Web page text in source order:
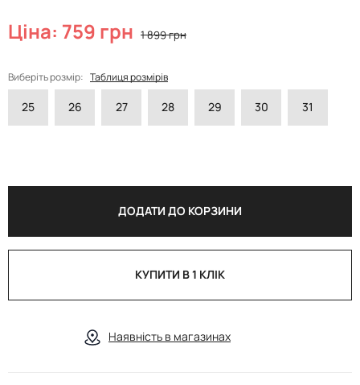
Ціна: 759 грн 1 899 грн
Виберіть розмір: Таблиця розмірів
25 26 27 28 29 30 31
ДОДАТИ ДО КОРЗИНИ
КУПИТИ В 1 КЛІК
Наявність в магазинах